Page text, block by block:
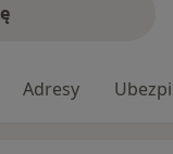
Adresy